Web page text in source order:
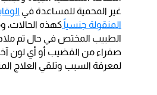
غير المحمية للمساعدة في
المنقولة جنسياً كهذه الحالات،
الطبيب المختص في حال تم
صفراء من القضيب أو أي لون
لمعرفة السبب وتلقي العلاج